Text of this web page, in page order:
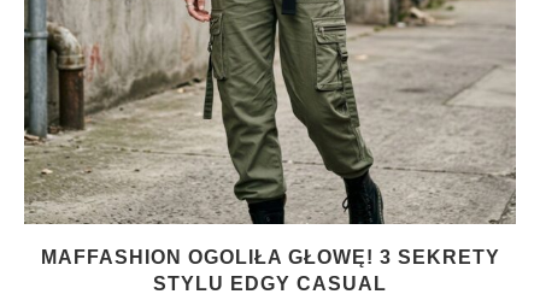
MAFFASHION OGOLIŁA GŁOWĘ! 3 SEKRETY
STYLU EDGY CASUAL